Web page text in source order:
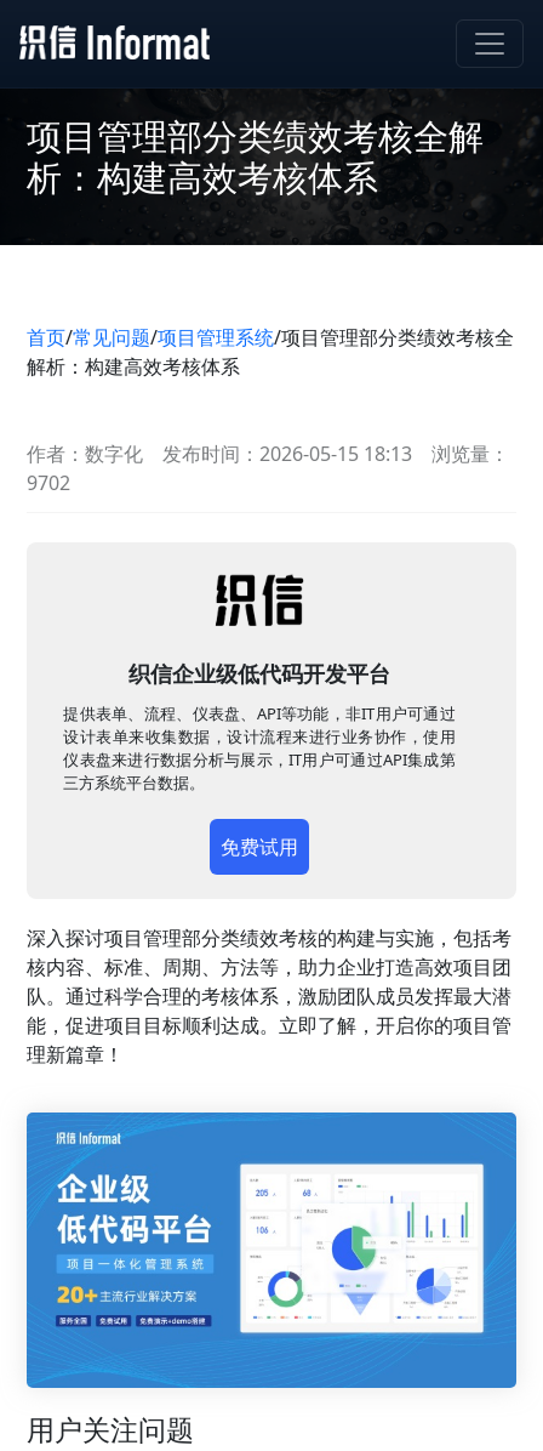
项目管理部分类绩效考核全解
析：构建高效考核体系
首页/常见问题/项目管理系统/项目管理部分类绩效考核全
解析：构建高效考核体系
作者：数字化 发布时间：2026-05-15 18:13
浏览量：
9702
织信企业级低代码开发平台
提供表单、流程、仪表盘、API等功能，非IT用户可通过
设计表单来收集数据，设计流程来进行业务协作，使用
仪表盘来进行数据分析与展示，IT用户可通过API集成第
三方系统平台数据。
免费试用
深入探讨项目管理部分类绩效考核的构建与实施，包括考
核内容、标准、周期、方法等，助力企业打造高效项目团
队。通过科学合理的考核体系，激励团队成员发挥最大潜
能，促进项目目标顺利达成。立即了解，开启你的项目管
理新篇章！
用户关注问题